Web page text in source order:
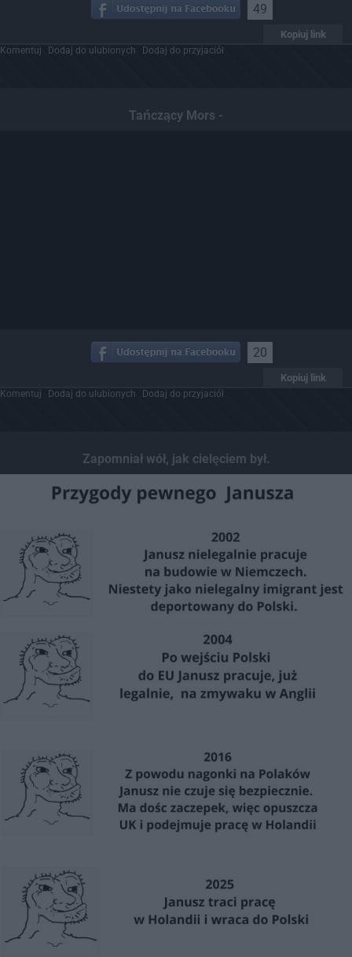
49
Kopiuj link
Komentuj Dodaj do ulubionych Dodaj do przyjaciół
Tańczący Mors -
20
Kopiuj link
Komentuj Dodaj do ulubionych Dodaj do przyjaciół
Zapomniał wół, jak cielęciem był.